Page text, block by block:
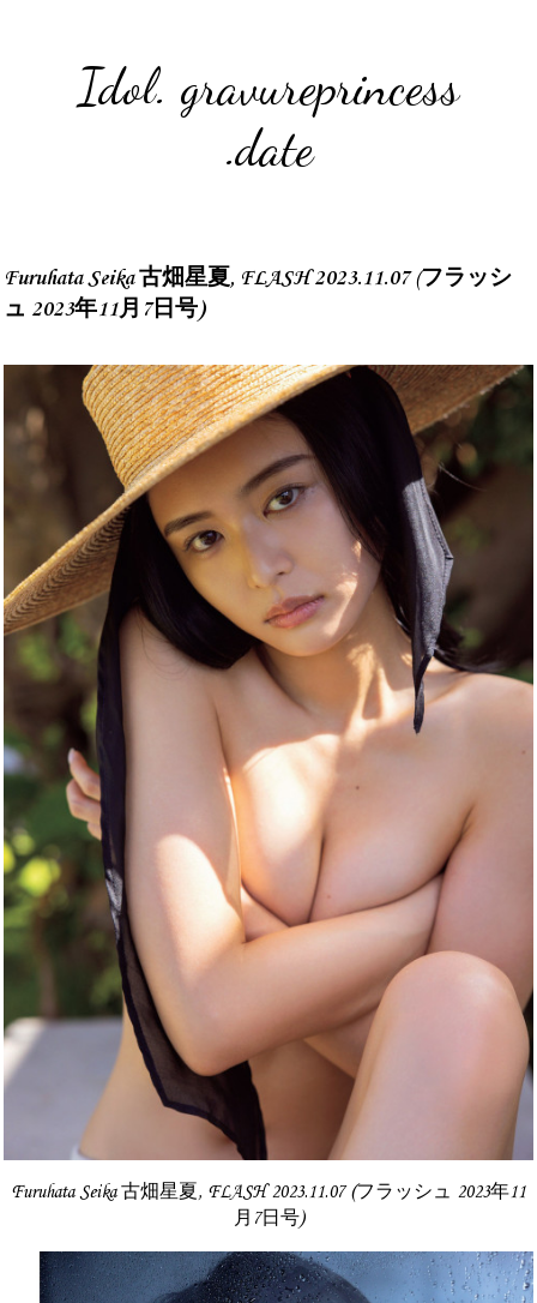
Idol. gravureprincess
.date
Furuhata Seika 古畑星夏, FLASH 2023.11.07 (フラッシ
ュ 2023年11月7日号)
Furuhata Seika 古畑星夏, FLASH 2023.11.07 (フラッシュ 2023年11
月7日号)